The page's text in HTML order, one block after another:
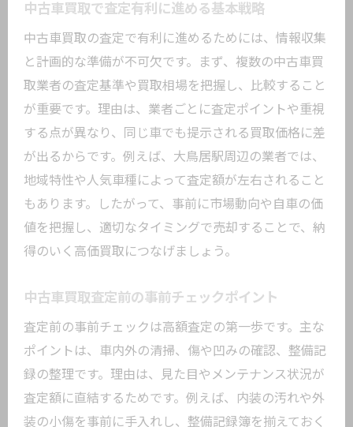
ント
中古車査定で注目される車の状態管理法
愛車の中古車買取査定を上げる清掃と準
備
中古車買取で事故歴が与える査定への影
響
中古車買取査定書類の整備で信頼度アッ
プ
高額査定を目指すなら知っておきたい中古車
買取の流れ
ト
中古車査定の事前準備で高額買取を狙う
方法
中古車買取で必要な手続きとその進め方
査定日当日の流れと中古車買取の注意点
中古車買取査定後の交渉ポイントを解説
中古車買取で査定有利に進める基本戦略
中古車買取の査定で有利に進めるためには、情報収集
と計画的な準備が不可欠です。まず、複数の中古車買
取業者の査定基準や買取相場を把握し、比較すること
が重要です。理由は、業者ごとに査定ポイントや重視
する点が異なり、同じ車でも提示される買取価格に差
が出るからです。例えば、大鳥居駅周辺の業者では、
地域特性や人気車種によって査定額が左右されること
もあります。したがって、事前に市場動向や自車の価
値を把握し、適切なタイミングで売却することで、納
得のいく高価買取につなげましょう。
中古車買取査定前の事前チェックポイント
査定前の事前チェックは高額査定の第一歩です。主な
ポイントは、車内外の清掃、傷や凹みの確認、整備記
録の整理です。理由は、見た目やメンテナンス状況が
査定額に直結するためです。例えば、内装の汚れや外
装の小傷を事前に手入れし、整備記録簿を揃えておく